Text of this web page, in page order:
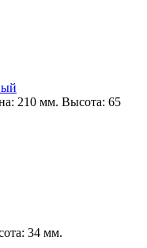
210 мм. Высота: 65
34 мм.